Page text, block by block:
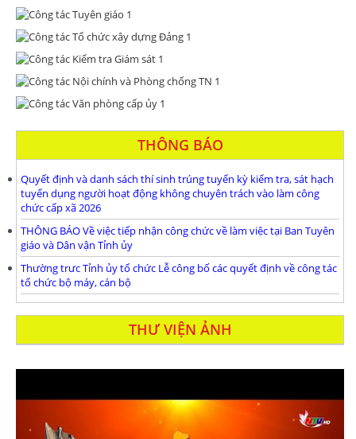
THÔNG BÁO
Quyết định và danh sách thí sinh trúng tuyển kỳ kiểm tra, sát hạch
tuyển dụng người hoạt động không chuyên trách vào làm công
chức cấp xã 2026
THÔNG BÁO Về việc tiếp nhận công chức về làm việc tại Ban Tuyên
giáo và Dân vận Tỉnh ủy
Thường trưc Tỉnh ủy tổ chức Lễ công bố các quyết định về công tác
tổ chức bộ máy, cán bộ
THƯ VIỆN ẢNH